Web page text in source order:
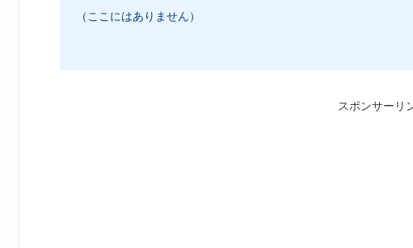
（ここにはありません）
スポンサーリ